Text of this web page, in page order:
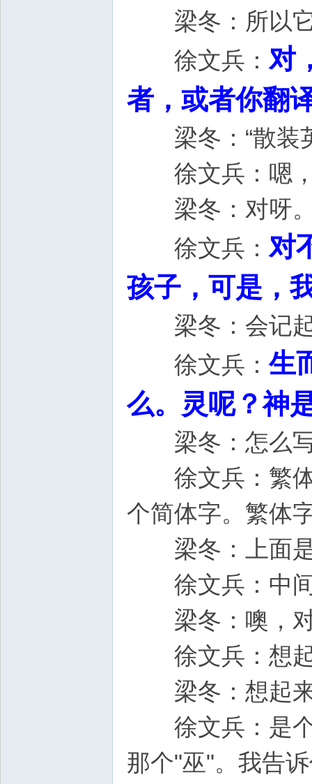
梁冬：所以
徐文兵： 对
者，或者你翻
梁冬：“散装
徐文兵：嗯，
梁冬：对呀
徐文兵： 对
孩子，可是，
梁冬：会记起
徐文兵：生
么。灵呢？神
梁冬：怎么
徐文兵：繁体
个简体字。繁体
梁冬：上面
徐文兵：中间
梁冬：噢，对
徐文兵：想
梁冬：想起来
徐文兵：是个"
那个"巫"。我告